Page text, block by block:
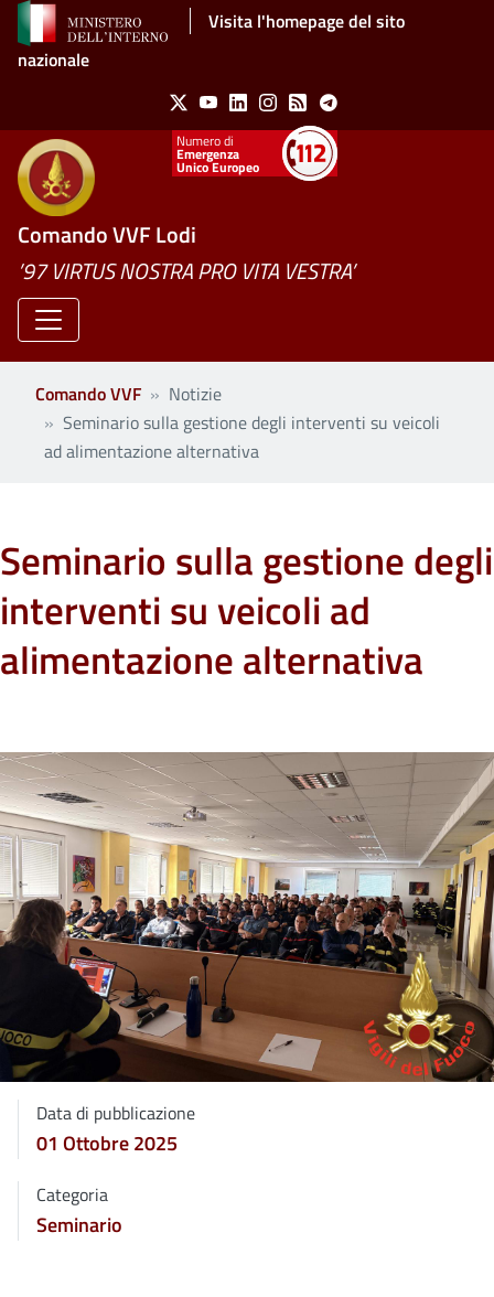
Salta al contenuto principaleVisita l'homepage del sito
nazionale
Social Menu
X YoutubeLinkedinInstagram
Feed Telegram
Emergenza
Unico Europeo
Comando VVF Lodi
’97 VIRTUS NOSTRA PRO VITA VESTRA’
Comando VVF
Notizie
Seminario sulla gestione degli interventi su veicoli
ad alimentazione alternativa
Seminario sulla gestione degli
interventi su veicoli ad
alimentazione alternativa
Data di pubblicazione
01 Ottobre 2025
Categoria
Seminario